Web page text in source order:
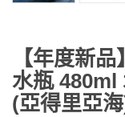
【年度新
水瓶 480ml
(亞得里亞